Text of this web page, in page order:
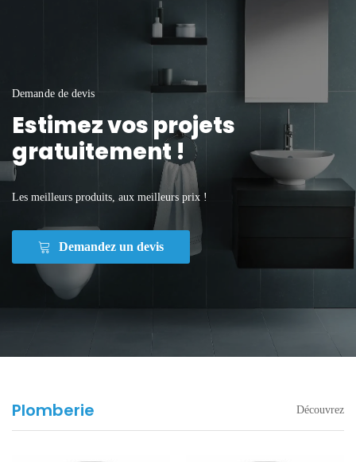
Demande de devis
Estimez vos projets
gratuitement !
Les meilleurs produits, aux meilleurs prix !
Demandez un devis
Plomberie Découvrez